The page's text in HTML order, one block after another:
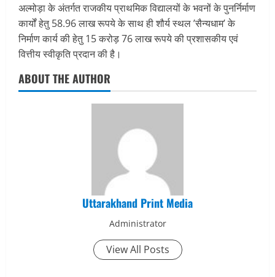
अल्मोड़ा के अंतर्गत राजकीय प्राथमिक विद्यालयों के भवनों के पुनर्निर्माण
कार्यों हेतु 58.96 लाख रूपये के साथ ही शौर्य स्थल ’सैन्यधाम’ के
निर्माण कार्य की हेतु 15 करोड़ 76 लाख रूपये की प्रशासकीय एवं
वित्तीय स्वीकृति प्रदान की है।
ABOUT THE AUTHOR
Uttarakhand Print Media
Administrator
View All Posts